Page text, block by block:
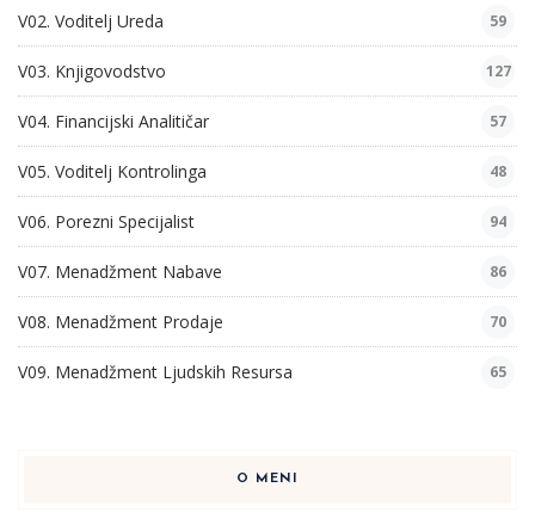
V02. Voditelj Ureda 59
V03. Knjigovodstvo 127
V04. Financijski Analitičar 57
V05. Voditelj Kontrolinga 48
V06. Porezni Specijalist 94
V07. Menadžment Nabave 86
V08. Menadžment Prodaje 70
V09. Menadžment Ljudskih Resursa 65
O MENI